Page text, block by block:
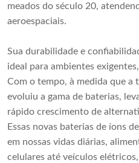
meados do século 20,
aeroespaciais.
Sua durabilidade e
ideal para ambientes
Com o tempo, à medida que a
evoluiu a gama de baterias,
rápido crescimento de
Essas novas baterias de íons
em nossas vidas diárias,
celulares até veículos